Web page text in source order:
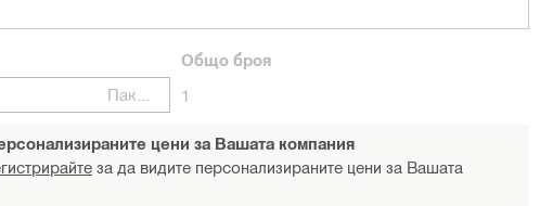
Общо броя
1
цени за Вашата компания
за да видите персонализираните цени за Вашата